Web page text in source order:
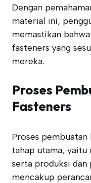
Dengan
material ini,
memastikan
fasteners yang
mereka.
Proses
Fasteners
Proses
tahap utama, yaitu
serta produksi dan
mencakup